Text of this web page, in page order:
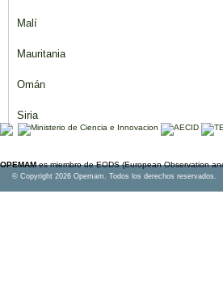
Malí
Mauritania
Omán
Siria
OPEMAMes miembro de EODS (European Observation
© Copyright 2026 Opemam. Todos los derechos reservados.